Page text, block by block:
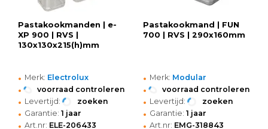
Pastakookmanden | e-
XP 900 | RVS |
130x130x215(h)mm
• Merk: Electrolux
• voorraad controleren
• Levertijd: zoeken
• Garantie: 1 jaar
• Art.nr: ELE-206433
Pastakookmand | FUN
700 | RVS | 290x160mm
• Merk: Modular
• voorraad controleren
• Levertijd: zoeken
• Garantie: 1 jaar
• Art.nr: EMG-318843